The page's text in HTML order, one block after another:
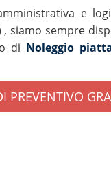
e
, siamo sempre
di Noleggio
PREVENTIVO